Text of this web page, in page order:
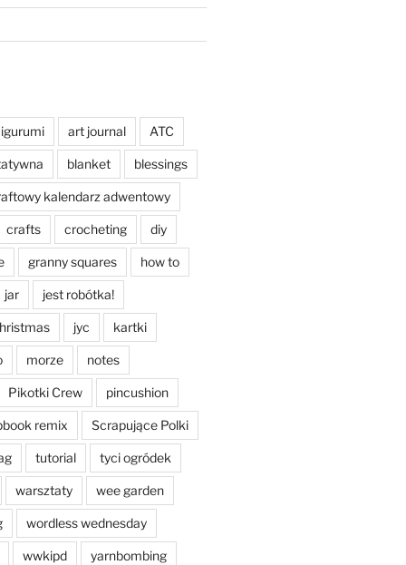
art journal ATC
blanket blessings
kalendarz adwentowy
crafts crocheting diy
granny squares how to
jar jest robótka!
jyc kartki
morze notes
Pikotki Crew pincushion
remix Scrapujące Polki
tutorial tyci ogródek
warsztaty wee garden
wordless wednesday
wwkipd yarnbombing